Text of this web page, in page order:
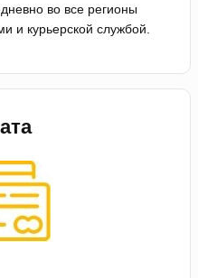
во все регионы
и курьерской службой.